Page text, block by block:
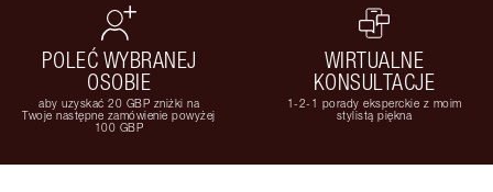
POLEĆ WYBRANEJ
OSOBIE
aby uzyskać 20 GBP zniżki na
Twoje następne zamówienie powyżej
100 GBP
WIRTUALNE
KONSULTACJE
1-2-1 porady eksperckie z moim
stylistą piękna